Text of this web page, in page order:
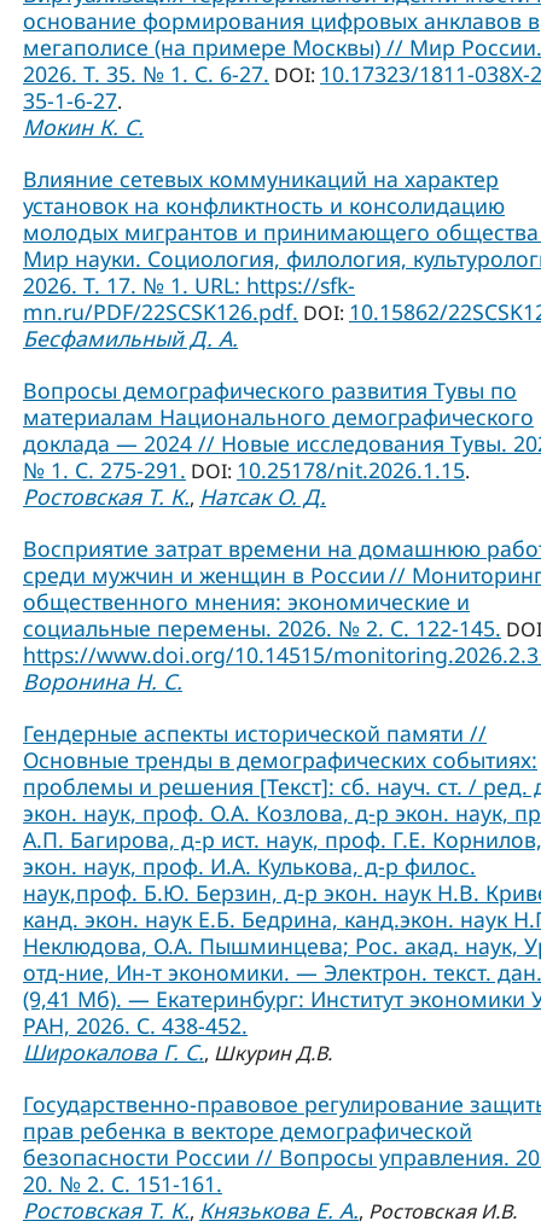
основание формирования цифровых анклавов в
мегаполисе (на примере Москвы) // Мир России.
2026. Т. 35. № 1. С. 6-27. DOI: 10.17323/1811-038Х-
35-1-6-27.
Мокин К. С.
Влияние сетевых коммуникаций на характер
установок на конфликтность и консолидацию
молодых мигрантов и принимающего
Мир науки. Социология, филология,
2026. Т. 17. № 1. URL: https://sfk-
mn.ru/PDF/22SCSK126.pdf. DOI: 10.15862/
Бесфамильный Д. А.
Вопросы демографического развития Тувы по
материалам Национального демографического
доклада — 2024 // Новые исследования Тувы.
№ 1. С. 275-291. DOI: 10.25178/nit.2026.1.15.
Ростовская Т. К., Натсак О. Д.
Восприятие затрат времени на домашнюю
среди мужчин и женщин в России //
общественного мнения: экономические и
социальные перемены. 2026. № 2. С. 122-145.
https://www.doi.org/10.14515/
Воронина Н. С.
Гендерные аспекты исторической памяти //
Основные тренды в демографических событиях:
проблемы и решения [Текст]: сб. науч. ст. / ред.
экон. наук, проф. О.А. Козлова, д-р экон. наук,
А.П. Багирова, д-р ист. наук, проф. Г.Е.
экон. наук, проф. И.А. Кулькова, д-р филос.
наук,проф. Б.Ю. Берзин, д-р экон. наук Н.В.
канд. экон. наук Е.Б. Бедрина, канд.экон. наук
Неклюдова, О.А. Пышминцева; Рос. акад. наук,
отд-ние, Ин-т экономики. — Электрон. текст. дан.
(9,41 Мб). — Екатеринбург: Институт экономики
РАН, 2026. С. 438-452.
Широкалова Г. С., Шкурин Д.В.
Государственно-правовое регулирование
прав ребенка в векторе демографической
безопасности России // Вопросы управления.
20. № 2. С. 151-161.
Ростовская Т. К., Князькова Е. А., Ростовская И.В.